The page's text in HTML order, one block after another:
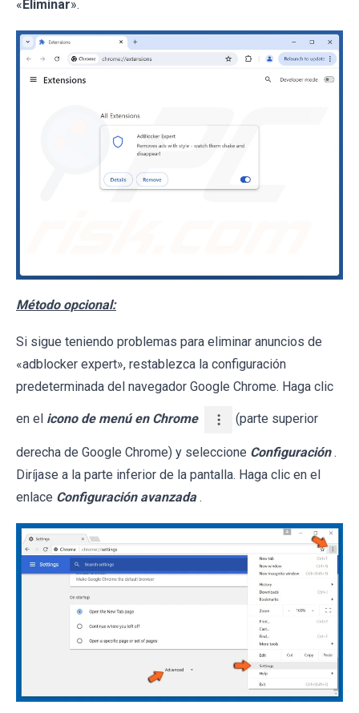
« Eliminar».
Método opcional:
Si sigue teniendo problemas para eliminar anuncios de
«adblocker expert», restablezca la configuración
predeterminada del navegador Google Chrome. Haga clic
en el icono de menú en Chrome (parte superior
derecha de Google Chrome) y seleccione Configuración .
Diríjase a la parte inferior de la pantalla. Haga clic en el
enlace Configuración avanzada .